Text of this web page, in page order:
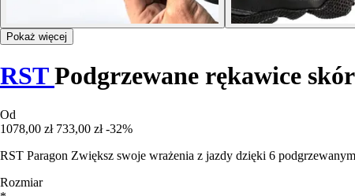
Pokaż więcej
RSTPodgrzewane rękawice
Od
1078,00 zł 733,00 zł -32%
RST Paragon Zwiększ swoje wrażenia z jazdy dzięki 6
Rozmiar